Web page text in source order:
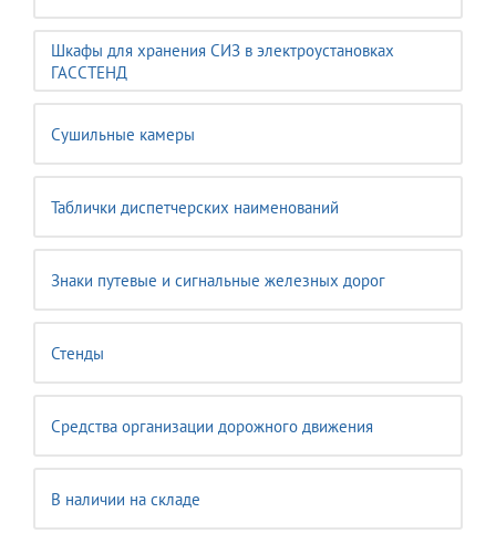
Шкафы для хранения СИЗ в электроустановках
ГАССТЕНД
Сушильные камеры
Таблички диспетчерских наименований
Знаки путевые и сигнальные железных дорог
Стенды
Средства организации дорожного движения
В наличии на складе